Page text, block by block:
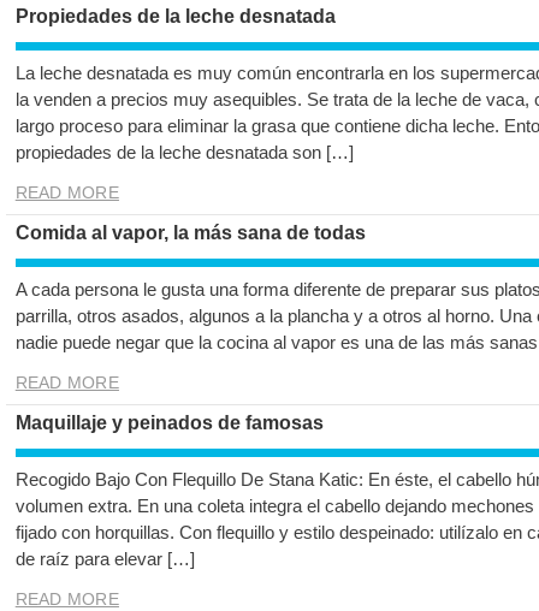
Propiedades de la leche desnatada
La leche desnatada es muy común encontrarla en los
la venden a precios muy asequibles. Se trata de la leche de vaca,
largo proceso para eliminar la grasa que contiene dicha leche.
propiedades de la leche desnatada son […]
READ MORE
Comida al vapor, la más sana de todas
A cada persona le gusta una forma diferente de preparar sus
parrilla, otros asados, algunos a la plancha y a otros al horno.
nadie puede negar que la cocina al vapor es una de las más
READ MORE
Maquillaje y peinados de famosas
Recogido Bajo Con Flequillo De Stana Katic: En éste, el cabello
volumen extra. En una coleta integra el cabello dejando
fijado con horquillas. Con flequillo y estilo despeinado: utilízalo en
de raíz para elevar […]
READ MORE